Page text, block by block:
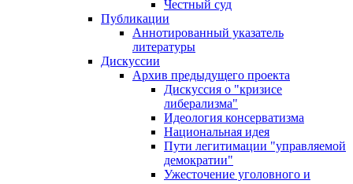
Честный суд
Публикации
Аннотированный указатель
литературы
Дискуссии
Архив предыдущего проекта
Дискуссия о "кризисе
либерализма"
Идеология консерватизма
Национальная идея
Пути легитимации "управляемой
демократии"
Ужесточение уголовного и